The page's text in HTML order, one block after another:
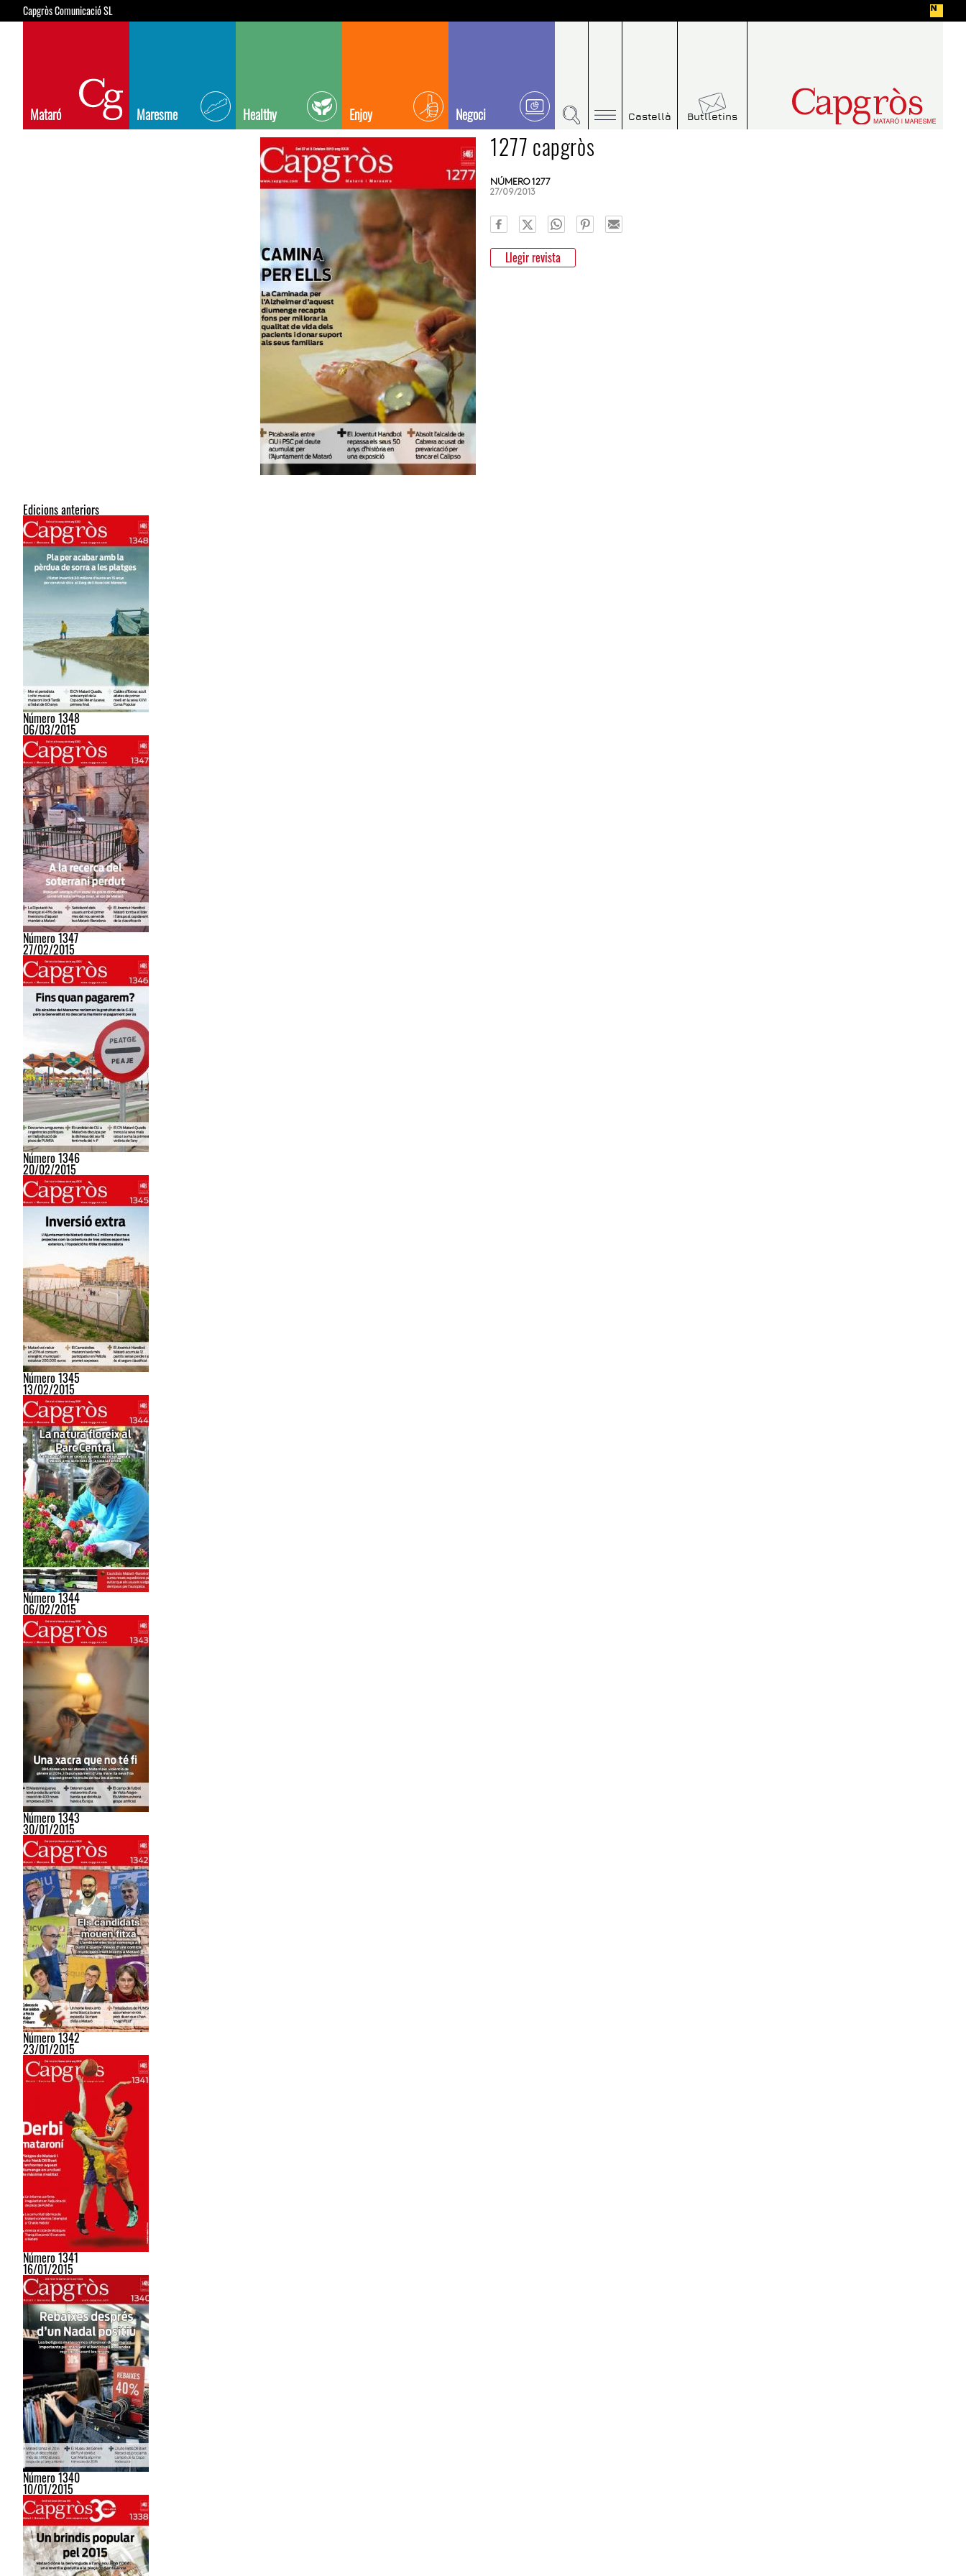
Capgròs Comunicació SL
Mataró Maresme Healthy Enjoy Negoci Castellà Butlletins
1277 capgròs
NÚMERO 1277
27/09/2013
Llegir revista
Edicions anteriors
Número 1348
06/03/2015
Número 1347
27/02/2015
Número 1346
20/02/2015
Número 1345
13/02/2015
Número 1344
06/02/2015
Número 1343
30/01/2015
Número 1342
23/01/2015
Número 1341
16/01/2015
Número 1340
10/01/2015